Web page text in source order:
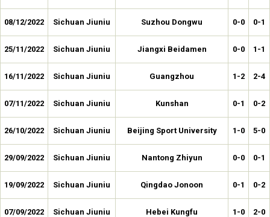
08/12/2022 Sichuan Jiuniu Suzhou Dongwu 0-0 0-1
25/11/2022 Sichuan Jiuniu Jiangxi Beidamen 0-0 1-1
16/11/2022 Sichuan Jiuniu Guangzhou 1-2 2-4
07/11/2022 Sichuan Jiuniu Kunshan 0-1 0-2
26/10/2022 Sichuan Jiuniu Beijing Sport University 1-0 5-0
29/09/2022 Sichuan Jiuniu Nantong Zhiyun 0-0 0-1
19/09/2022 Sichuan Jiuniu Qingdao Jonoon 0-1 0-2
07/09/2022 Sichuan Jiuniu Hebei Kungfu 1-0 2-0